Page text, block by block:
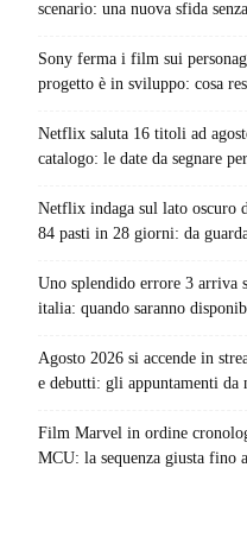
scenario: una nuova sfida
Sony ferma i film sui
progetto è in sviluppo: cosa
Netflix saluta 16 titoli ad
catalogo: le date da segnare
Netflix indaga sul lato
84 pasti in 28 giorni: da
Uno splendido errore 3 arriva
italia: quando saranno
Agosto 2026 si accende in
e debutti: gli appuntamenti da
Film Marvel in ordine
MCU: la sequenza giusta fino